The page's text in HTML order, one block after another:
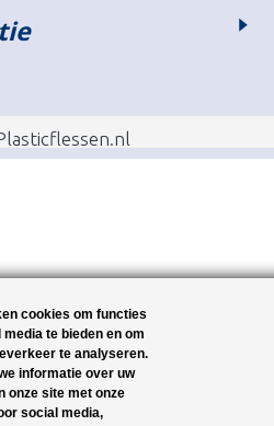
cookies om functies
te bieden en om
te analyseren.
informatie over uw
onze site met onze
social media,